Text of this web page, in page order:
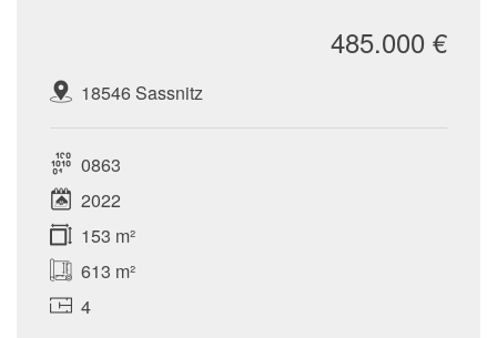
18546 Sassnitz
485.000 €
0863
2022
153 m²
613 m²
4